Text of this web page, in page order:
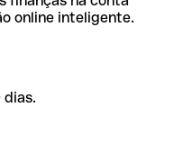
online inteligente.